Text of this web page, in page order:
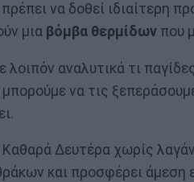
να δοθεί ιδιαίτερη
μια βόμβα θερμίδων που
λοιπόν αναλυτικά τι
να τις
Καθαρά Δευτέρα χωρίς
και προσφέρει άμεση